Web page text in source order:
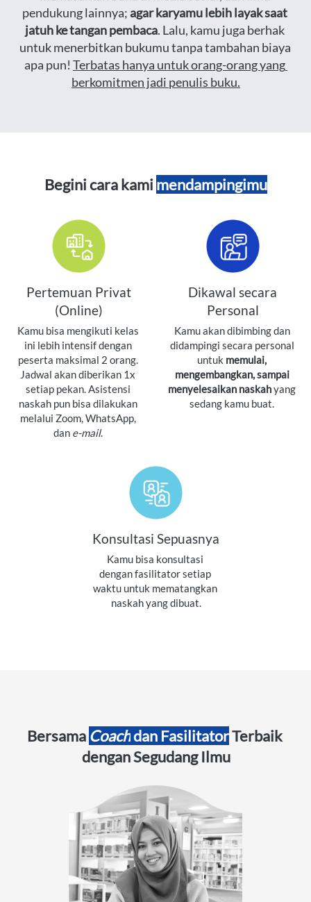
pendukung lainnya; agar karyamu lebih layak saat
jatuh ke tangan pembaca. Lalu, kamu juga berhak
untuk menerbitkan bukumu tanpa tambahan biaya
apa pun! Terbatas hanya untuk orang-orang yang
berkomitmen jadi penulis buku.
Begini cara kami mendampingimu
Pertemuan Privat
(Online)
Kamu bisa mengikuti kelas
ini lebih intensif dengan
peserta maksimal 2 orang.
Jadwal akan diberikan 1x
setiap pekan. Asistensi
naskah pun bisa dilakukan
melalui Zoom, WhatsApp,
dan e-mail.
Dikawal secara
Personal
Kamu akan dibimbing dan
didampingi secara personal
untuk memulai,
mengembangkan, sampai
menyelesaikan naskah yang
sedang kamu buat.
Konsultasi Sepuasnya
Kamu bisa konsultasi
dengan fasilitator setiap
waktu untuk mematangkan
naskah yang dibuat.
Bersama Coach dan Fasilitator Terbaik
dengan Segudang Ilmu